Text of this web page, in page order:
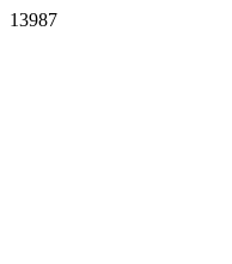
13987